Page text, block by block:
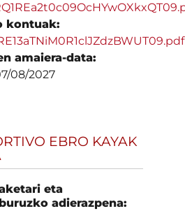
kontuak:
amaiera-data:
08/2027
EBRO KAYAK
eta
adierazpena: